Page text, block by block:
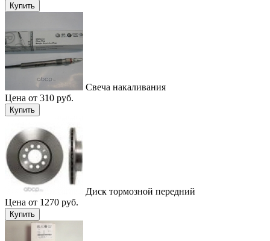
Купить
Cвеча накаливания
Цена от 310 руб.
Купить
Диск тормозной передний
Цена от 1270 руб.
Купить